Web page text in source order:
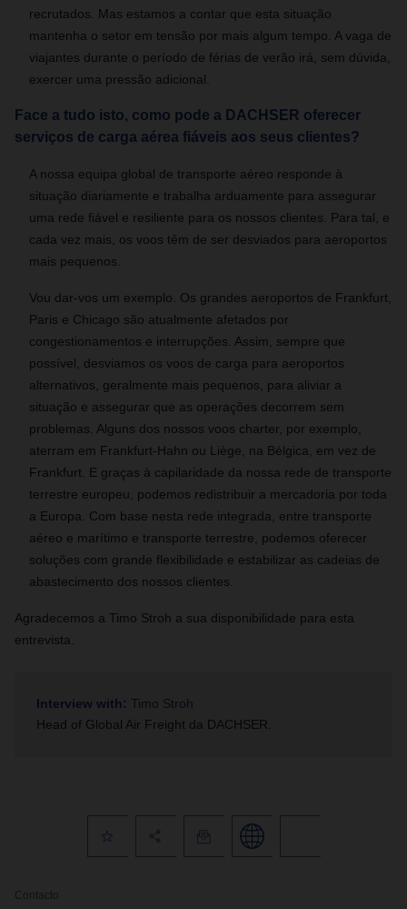
recrutados. Mas estamos a contar que esta situação
mantenha o setor em tensão por mais algum tempo. A vaga de
viajantes durante o período de férias de verão irá, sem dúvida,
exercer uma pressão adicional.
Face a tudo isto, como pode a DACHSER oferecer
serviços de carga aérea fiáveis aos seus clientes?
A nossa equipa global de transporte aéreo responde à
situação diariamente e trabalha arduamente para assegurar
uma rede fiável e resiliente para os nossos clientes. Para tal, e
cada vez mais, os voos têm de ser desviados para aeroportos
mais pequenos.
Vou dar-vos um exemplo. Os grandes aeroportos de Frankfurt,
Paris e Chicago são atualmente afetados por
congestionamentos e interrupções. Assim, sempre que
possível, desviamos os voos de carga para aeroportos
alternativos, geralmente mais pequenos, para aliviar a
situação e assegurar que as operações decorrem sem
problemas. Alguns dos nossos voos charter, por exemplo,
aterram em Frankfurt-Hahn ou Liège, na Bélgica, em vez de
Frankfurt. E graças à capilaridade da nossa rede de transporte
terrestre europeu, podemos redistribuir a mercadoria por toda
a Europa. Com base nesta rede integrada, entre transporte
aéreo e marítimo e transporte terrestre, podemos oferecer
soluções com grande flexibilidade e estabilizar as cadeias de
abastecimento dos nossos clientes.
Agradecemos a Timo Stroh a sua disponibilidade para esta
entrevista.
Interview with: Timo Stroh
Head of Global Air Freight da DACHSER.
Contacto